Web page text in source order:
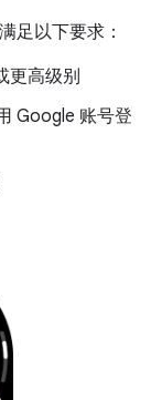
足以下要求：
更高级别
Google 账号登